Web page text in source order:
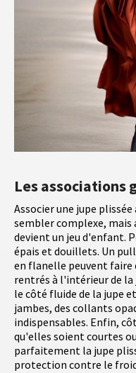
Les associations
Associer une jupe
sembler complexe, mais
devient un jeu d'enfant.
épais et douillets. Un
en flanelle peuvent
rentrés à l'intérieur de la
le côté fluide de la jupe
jambes, des collants
indispensables. Enfin,
qu'elles soient courtes
parfaitement la jupe
protection contre le